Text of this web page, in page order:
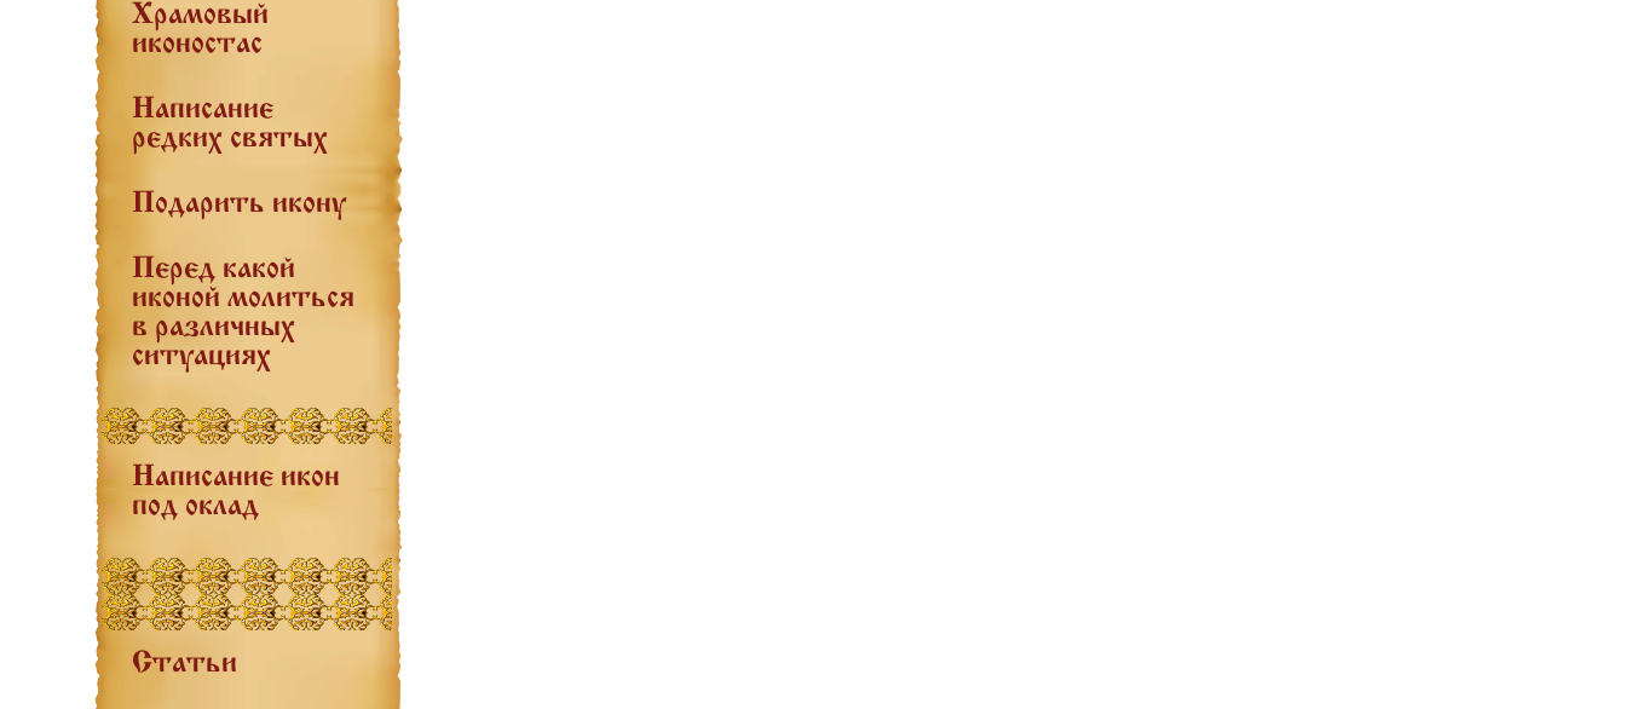
Храмовый
иконостас
Написание
редких святых
Подарить икону
Перед какой
иконой молиться
в различных
ситуациях
Написание икон
под оклад
Статьи